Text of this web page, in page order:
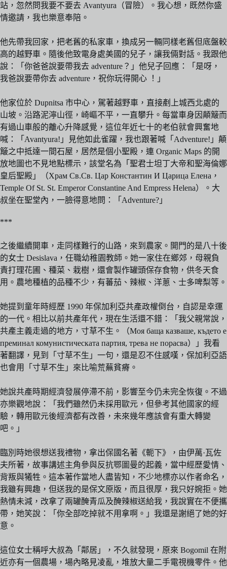
站，忽然問我要不要去 Avantyura（冒險）。我心想，既然你盛
情邀請，我也樂意奉陪。
他先帶我回家，把老舊的私家車，換成另一輛同樣老舊但底盤較
高的越野車。隨後他致電身處美國的兒子，讓我倆對話。我跟他
說：「你爸爸說要帶我去 adventure？」他兒子回應：「是呀，
我爸說要帶你去 adventure，祝你玩得開心 ！」
他家位於 Dupnitsa 市中心，駕著越野車，直接剷上城西北處的
山坡。沿路泥濘山徑，崎嶇不平，一直攀升。每當車身因顛簸而
有過山車般的離心升降感覺，這位年近七十的老伯就會興奮地
喊：「Avantyura!」見他如此雀躍，我也跟著喊「Adventure!」顛
簸之中抵達一間石屋，居然是個小聖殿，連 Organic Maps 的開
放地圖也不見地點標示，該堂名為「聖君士坦丁大帝和聖海倫娜
皇后聖殿」（Храм Св.Св. Цар Константин И Царица Елена，
Temple Of St. St. Emperor Constantine And Empress Helena）。大
叔坐在聖堂內，一臉得意地問：「Adventure?」
***
之後繼續開車，走同樣難行的山路，來到農家。開門的是八十後
的女士 Desislava，任職幼稚園教師。她一家住在鄉郊，母親負
責打理花圃、種菜、栽樹，還會製作罐頭保存食物，供冬天食
用。農地種植的品種不少，有蕃茄、辣椒、洋蔥、士多啤梨等。
她提到童年時經歷 1990 年保加利亞共產政權倒台，自認是幸運
的一代。相比以前共產年代，現在生活還不錯：「我父親常說，
共產主義走過的地方，寸草不生。（Моя баща казваше, където е
преминал комунистическата партия, трева не порасва）」我看
著翻譯，見到「寸草不生」一句，還是忍不住感嘆，保加利亞語
也會用「寸草不生」來比喻荒蕪貧瘠。
她說共產時期經濟發展停滯不前，影響至今仍未完全恢復。不過
亦樂觀地說：「我們雖然仍未採用歐元，但參考其他國家的經
驗，轉用歐元後經濟都有改善，未來幾年應該會有重大轉變
吧。」
臨別時她很想送我禮物，拿出保國名著《軛下》，由伊萬·瓦佐
夫所著，故事講述主角參與反抗鄂圖曼的起義，當中經歷愛情、
背叛與犧牲。這本著作當地人盡皆知，不少地標亦以作者命名，
我雖有興趣，但送我的是保文原版，而且很厚，我只好婉拒。她
熱情未減，改拿了兩罐醃青瓜及醃辣椒送給我，我說實在不便攜
帶，她笑說：「你全部吃掉就不用拿啊。」我還是謝絕了她的好
意。
這位女士稱呼大叔為「鄰居」，不久就發現，原來 Bogomil 在附
近亦有一個農場，場內略見凌亂，堆放大量二手電視機零件。他